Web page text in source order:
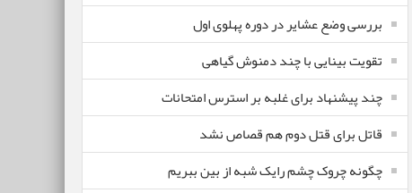
بررسی وضع عشایر در دوره پهلوی اول
تقویت بینایی با چند دمنوش گیاهی
چند پیشنهاد برای غلبه بر استرس امتحانات
قاتل برای قتل دوم هم قصاص نشد
چگونه چروک چشم رایک شبه از بین ببریم